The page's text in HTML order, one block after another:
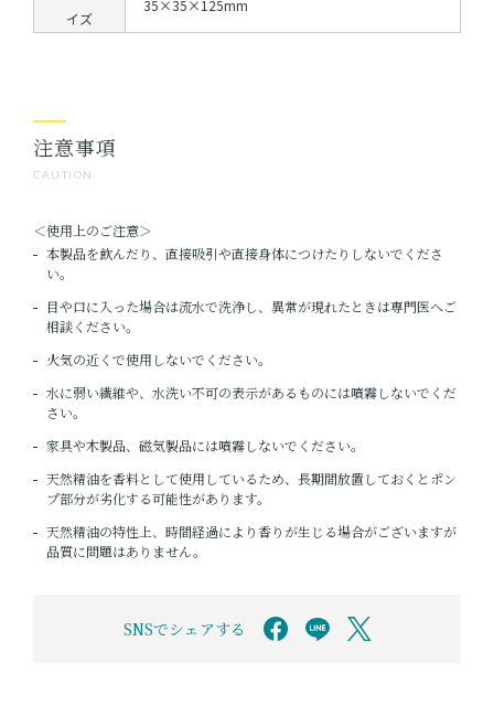
イズ
35×35×125mm
CAUTION
注意事項
＜使用上のご注意＞
本製品を飲んだり、直接吸引や直接身体につけたりしないでくださ
い。
目や口に入った場合は流水で洗浄し、異常が現れたときは専門医へご
相談ください。
火気の近くで使用しないでください。
水に弱い繊維や、水洗い不可の表示があるものには噴霧しないでくだ
さい。
家具や木製品、磁気製品には噴霧しないでください。
天然精油を香料として使用しているため、長期間放置しておくとポン
プ部分が劣化する可能性があります。
天然精油の特性上、時間経過により香りが生じる場合がございますが
品質に問題はありません。
SNSでシェアする